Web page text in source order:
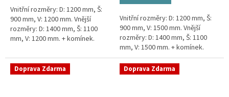
hvězdiček.
Vnitřní rozměry: D: 1200 mm, Š:
900 mm, V: 1200 mm. Vnější
rozměry: D: 1400 mm, Š: 1100
mm, V: 1200 mm. + komínek.
bez obetonováníStandardní...
Vnitřní rozměry: D: 1200 mm, Š:
900 mm, V: 1500 mm. Vnější
rozměry: D: 1400 mm, Š: 1100
mm, V: 1500 mm. + komínek.
Samonosná vodoměrná šachta -
bez obetonováníStandardní...
Doprava Zdarma Doprava Zdarma